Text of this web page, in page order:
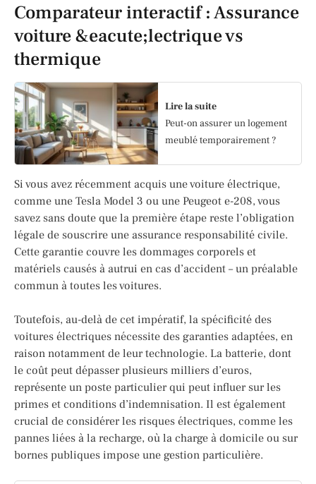
Comparateur interactif : Assurance
voiture &eacute;lectrique vs
thermique
Lire la suite
Peut-on assurer un logement
meublé temporairement ?
Si vous avez récemment acquis une voiture électrique,
comme une Tesla Model 3 ou une Peugeot e-208, vous
savez sans doute que la première étape reste l’obligation
légale de souscrire une assurance responsabilité civile.
Cette garantie couvre les dommages corporels et
matériels causés à autrui en cas d’accident – un préalable
commun à toutes les voitures.
Toutefois, au-delà de cet impératif, la spécificité des
voitures électriques nécessite des garanties adaptées, en
raison notamment de leur technologie. La batterie, dont
le coût peut dépasser plusieurs milliers d’euros,
représente un poste particulier qui peut influer sur les
primes et conditions d’indemnisation. Il est également
crucial de considérer les risques électriques, comme les
pannes liées à la recharge, où la charge à domicile ou sur
bornes publiques impose une gestion particulière.